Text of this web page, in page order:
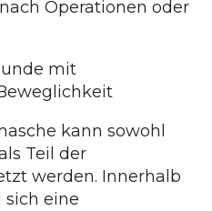
Operationen oder
mit
kann sowohl
Teil der
werden. Innerhalb
eine